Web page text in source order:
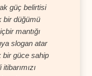
güç belirtisi
bir düğümü
mantığı
slogan atar
bir güce sahip